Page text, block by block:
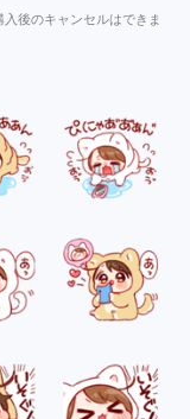
後のキャンセルはできま